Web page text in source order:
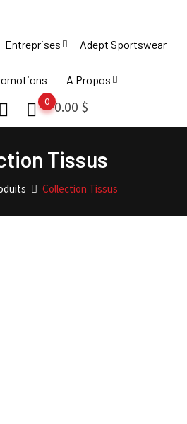
Entreprises Adept Sportswear
A Propos
0.00 $
0
Tissus
Collection Tissus